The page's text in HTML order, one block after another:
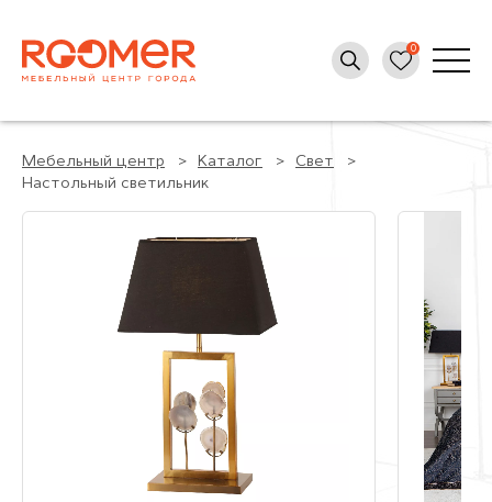
Мебельный центр Каталог
Свет
Настольный светильник